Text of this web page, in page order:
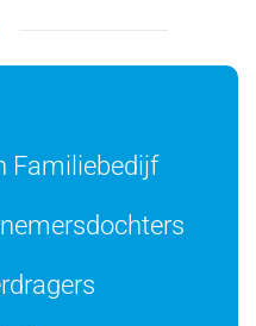
Familiebedijf